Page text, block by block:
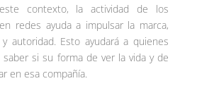
contexto, la actividad de los
redes ayuda a impulsar la marca,
autoridad. Esto ayudará a quienes
si su forma de ver la vida y de
en esa compañía.